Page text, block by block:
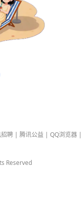
聘 | 腾讯公益 | QQ浏览器 |
Reserved